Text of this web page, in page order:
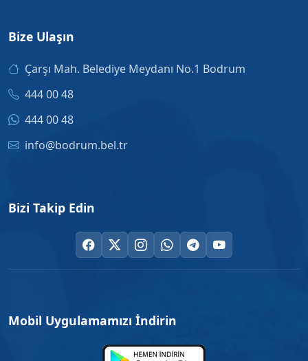
Bize Ulaşın
Çarşı Mah. Belediye Meydanı No.1 Bodrum
444 00 48
444 00 48
info@bodrum.bel.tr
Bizi Takip Edin
Mobil Uygulamamızı İndirin